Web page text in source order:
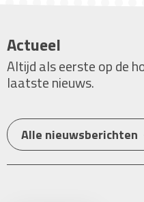
Actueel
Altijd als eerste op de
laatste nieuws.
Alle nieuwsberichten